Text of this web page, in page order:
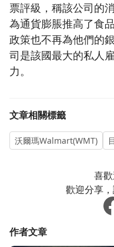
票評級，稱該公司的
為通貨膨脹推高了食
政策也不再為他們的
司是該國最大的私人
力。
文章相關標籤
沃爾瑪Walmart(WMT)
喜
歡迎分享
作者文章